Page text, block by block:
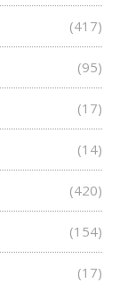
(417)
(95)
(17)
(14)
(420)
(154)
(17)